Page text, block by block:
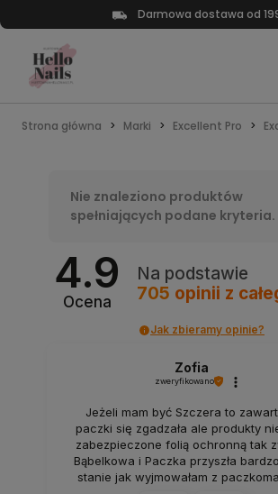
Darmowa dostawa od
Strona główna Marki Excellent Pro
Nie znaleziono produktów
spełniających podane kryteria.
4.9
Ocena
Na podstawie
705 opinii z
Jak zbieramy opinie?
Zofia
zweryfikowano
Jeżeli mam być Szczera to
paczki się zgadzała ale produkty
zabezpieczone folią ochronną tak
Bąbelkowa i Paczka przyszła
stanie jak wyjmowałam z